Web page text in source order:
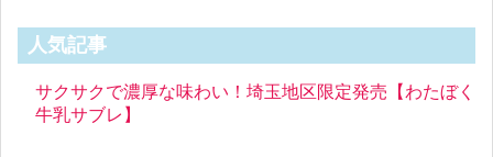
人気記事
サクサクで濃厚な味わい！埼玉地区限定発売【わたぼく
牛乳サブレ】